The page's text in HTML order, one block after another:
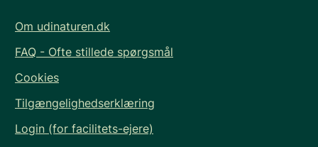
Om udinaturen.dk
FAQ - Ofte stillede spørgsmål
Cookies
Tilgængelighedserklæring
Login (for facilitets-ejere)